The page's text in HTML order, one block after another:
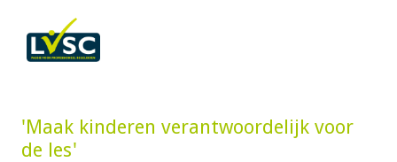
'Maak kinderen verantwoordelijk voor
de les'